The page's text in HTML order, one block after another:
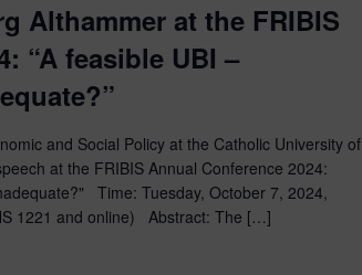
Althammer at the FRIBIS
“A feasible UBI –
and Social Policy at the Catholic University of
at the FRIBIS Annual Conference 2024:
Time: Tuesday, October 7, 2024,
1221 and online) Abstract: The […]